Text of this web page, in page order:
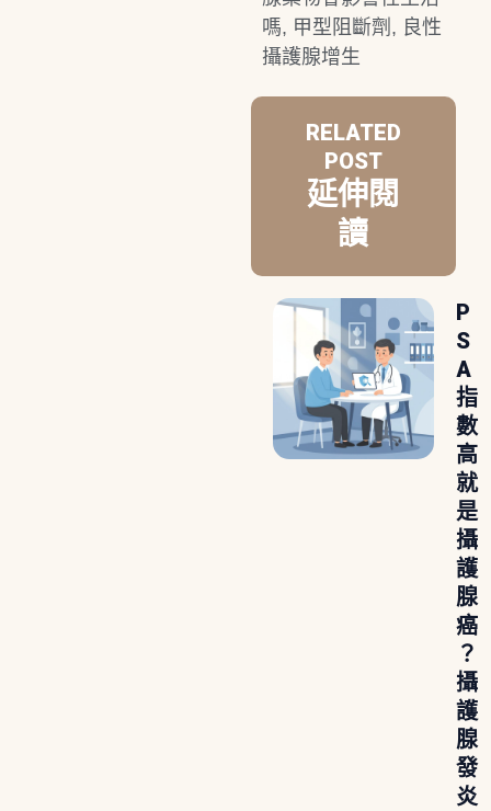
嗎, 甲型阻斷劑 , 良性
攝護腺增生
RELATED
POST
延伸閱
讀
P
S
A
指
數
高
就
是
攝
護
腺
癌
？
攝
護
腺
發
炎